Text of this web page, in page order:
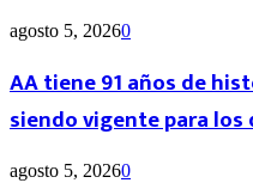
agosto 5, 20260
AA tiene 91 años de
siendo vigente para
agosto 5, 20260